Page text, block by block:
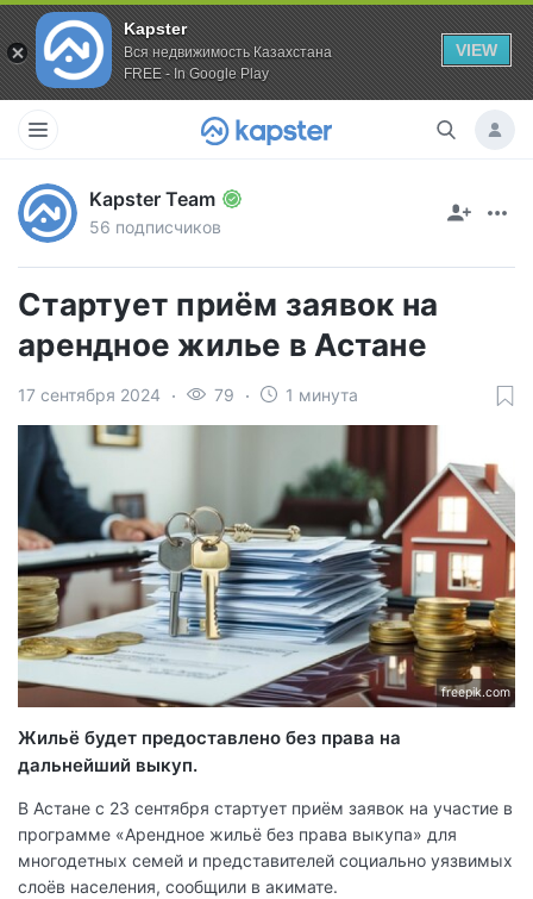
Kapster
Вся недвижимость Казахстана
FREE - In Google Play
VIEW
Kapster Team
56 подписчиков
Стартует приём заявок на
арендное жилье в Астане
17 сентября 2024 79 1 минута
freepik.com
Жильё будет предоставлено без права на
дальнейший выкуп.
В Астане с 23 сентября стартует приём заявок на участие в
программе «Арендное жильё без права выкупа» для
многодетных семей и представителей социально уязвимых
слоёв населения, сообщили в акимате.